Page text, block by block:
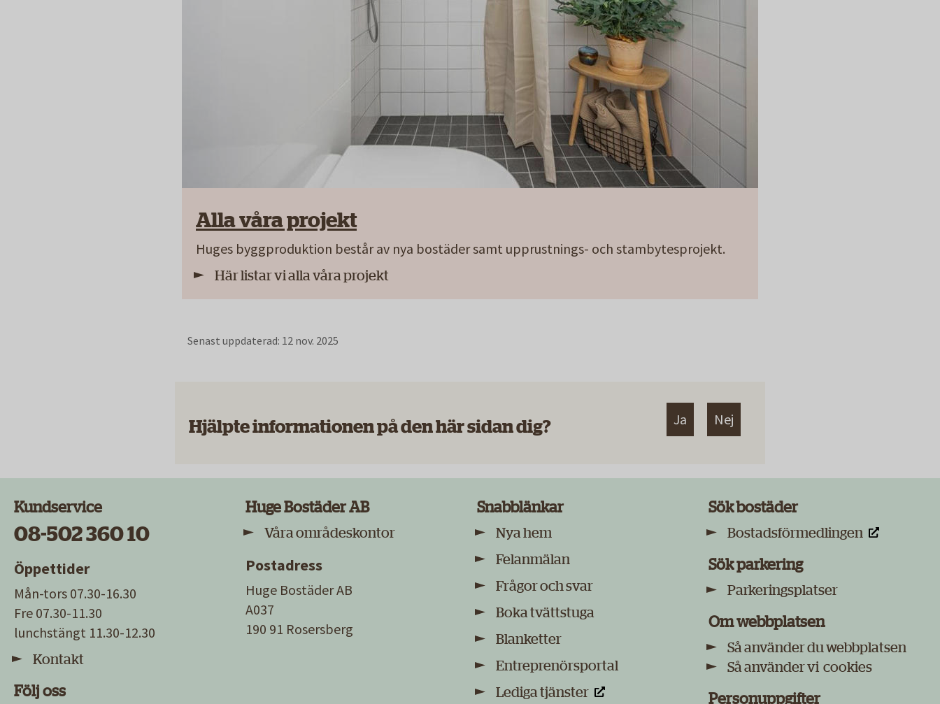
Alla våra projekt
Huges byggproduktion består av nya bostäder samt upprustnings- och stambytesprojekt.
Här listar vi alla våra projekt
Senast uppdaterad: 12 nov. 2025
Hjälpte informationen på den här sidan dig? Ja Nej
Kundservice
08-502 360 10
Öppettider
Mån-tors 07.30-16.30
Fre 07.30-11.30
lunchstängt 11.30-12.30
Kontakt
Följ oss
Huge Bostäder AB
Våra områdeskontor
Postadress
Huge Bostäder AB
A037
190 91 Rosersberg
Snabblänkar
Nya hem
Felanmälan
Frågor och svar
Boka tvättstuga
Blanketter
Entreprenörsportal
Lediga tjänster
Sök bostäder
Bostadsförmedlingen
Sök parkering
Parkeringsplatser
Om webbplatsen
Så använder du webbplatsen
Så använder vi cookies
Personuppgifter